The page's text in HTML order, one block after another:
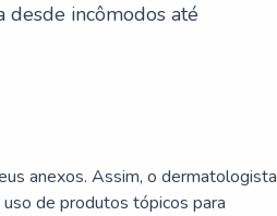
desde incômodos até
anexos. Assim, o dermatologista
de produtos tópicos para